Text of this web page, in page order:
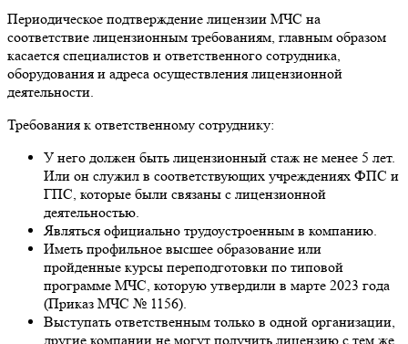
Периодическое подтверждение лицензии МЧС на
соответствие лицензионным требованиям, главным образом
касается специалистов и ответственного сотрудника,
оборудования и адреса осуществления лицензионной
деятельности.
Требования к ответственному сотруднику:
У него должен быть лицензионный стаж не менее 5 лет.
Или он служил в соответствующих учреждениях ФПС и
ГПС, которые были связаны с лицензионной
деятельностью.
Являться официально трудоустроенным в компанию.
Иметь профильное высшее образование или
пройденные курсы переподготовки по типовой
программе МЧС, которую утвердили в марте 2023 года
(Приказ МЧС № 1156).
Выступать ответственным только в одной организации,
другие компании не могут получить лицензию с тем же